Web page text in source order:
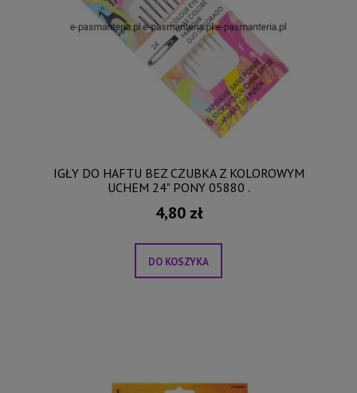
IGŁY DO HAFTU BEZ CZUBKA Z KOLOROWYM
UCHEM 24" PONY 05880 .
4,80 zł
DO KOSZYKA